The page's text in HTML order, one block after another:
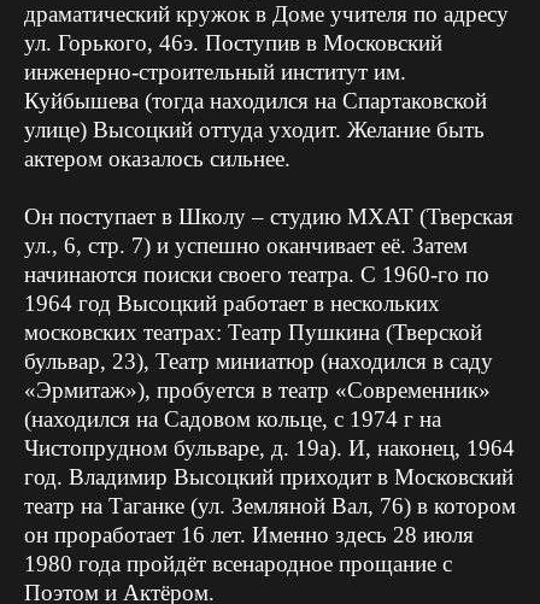
драматический кружок в Доме учителя по адресу
ул. Горького, 46э. Поступив в Московский
инженерно-строительный институт им.
Куйбышева (тогда находился на Спартаковской
улице) Высоцкий оттуда уходит. Желание быть
актером оказалось сильнее.
Он поступает в Школу – студию МХАТ (Тверская
ул., 6, стр. 7) и успешно оканчивает её. Затем
начинаются поиски своего театра. С 1960-го по
1964 год Высоцкий работает в нескольких
московских театрах: Театр Пушкина (Тверской
бульвар, 23), Театр миниатюр (находился в саду
«Эрмитаж»), пробуется в театр «Современник»
(находился на Садовом кольце, с 1974 г на
Чистопрудном бульваре, д. 19а). И, наконец, 1964
год. Владимир Высоцкий приходит в Московский
театр на Таганке (ул. Земляной Вал, 76) в котором
он проработает 16 лет. Именно здесь 28 июля
1980 года пройдёт всенародное прощание с
Поэтом и Актёром.